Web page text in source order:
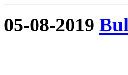
05-08-2019